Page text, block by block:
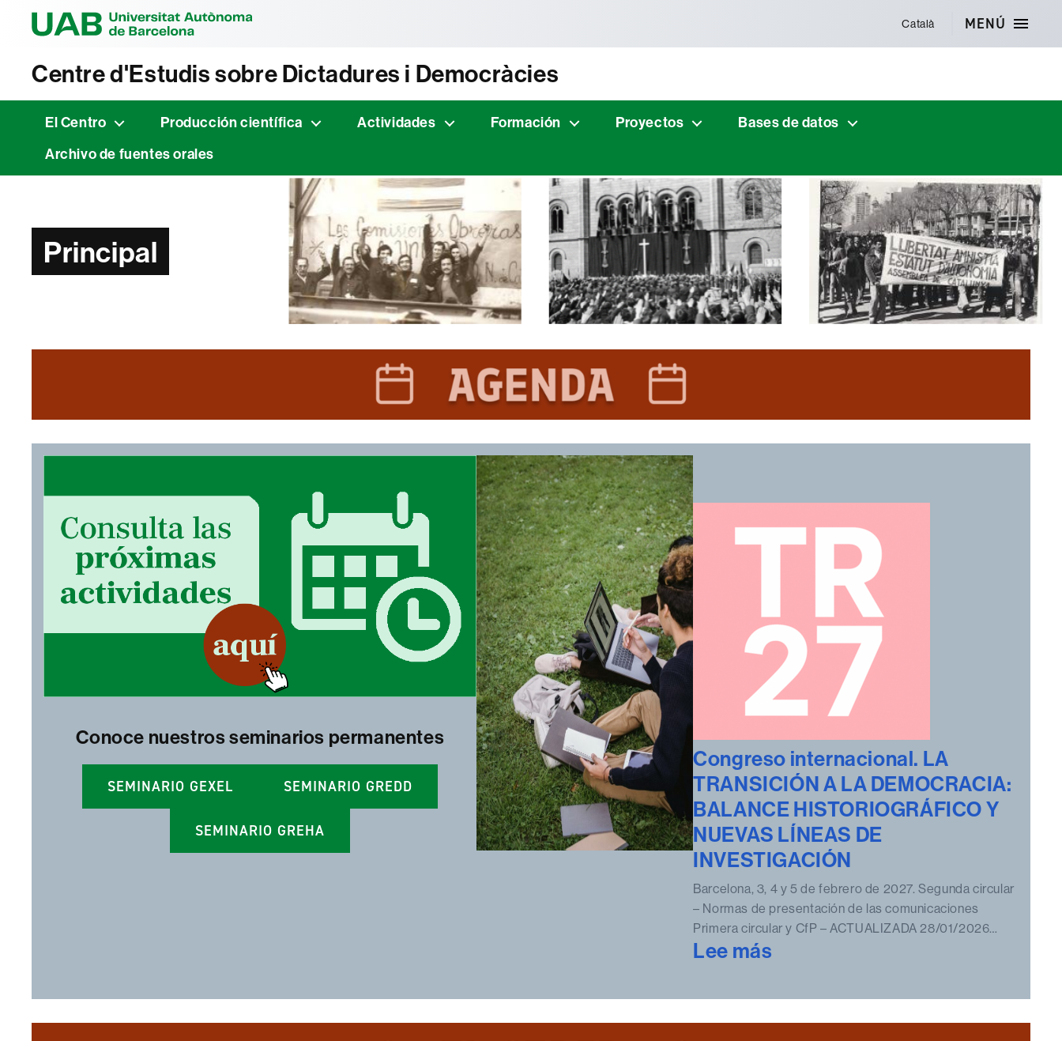
Català MENÚ
Centre d'Estudis sobre Dictadures i Democràcies
El Centro Producción científica Actividades Formación Proyectos
Bases de datos
Archivo de fuentes orales
Principal
Conoce nuestros seminarios permanentes
SEMINARIO GEXEL SEMINARIO GREDD
SEMINARIO GREHA
Congreso internacional. LA
TRANSICIÓN A LA DEMOCRACIA:
BALANCE HISTORIOGRÁFICO Y
NUEVAS LÍNEAS DE
INVESTIGACIÓN
Barcelona, 3, 4 y 5 de febrero de 2027. Segunda circular
– Normas de presentación de las comunicaciones
Primera circular y CfP – ACTUALIZADA 28/01/2026…
Lee más
internacional.
LA